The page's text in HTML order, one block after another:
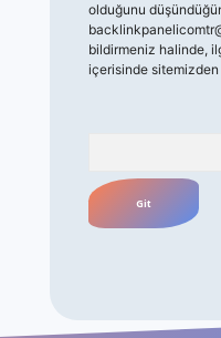
olduğunu
bildirmeniz halinde,
içerisinde sitemizden